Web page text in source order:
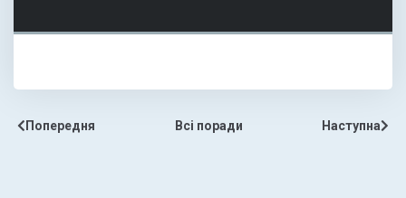
Попередня Всі поради Наступна